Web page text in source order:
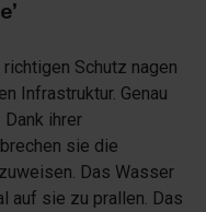
Schutz nagen
Infrastruktur. Genau
ihrer
sie die
Das Wasser
auf sie zu prallen. Das